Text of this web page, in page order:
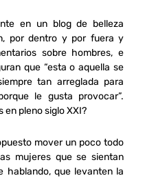
en un blog de belleza
por dentro y por fuera y
sobre hombres, e
que “esta o aquella se
tan arreglada para
le gusta provocar”.
en pleno siglo XXI?
mover un poco todo
mujeres que se sientan
hablando, que levanten la